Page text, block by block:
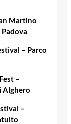
Martino
Padova
– Parco
–
Alghero
–